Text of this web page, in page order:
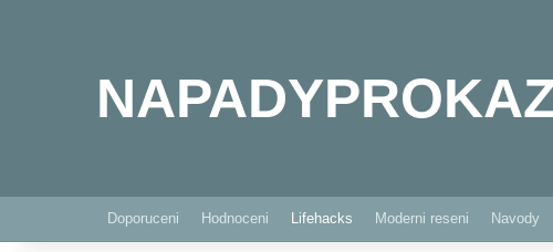
Doporuceni Hodnoceni Lifehacks Moderni reseni Navody